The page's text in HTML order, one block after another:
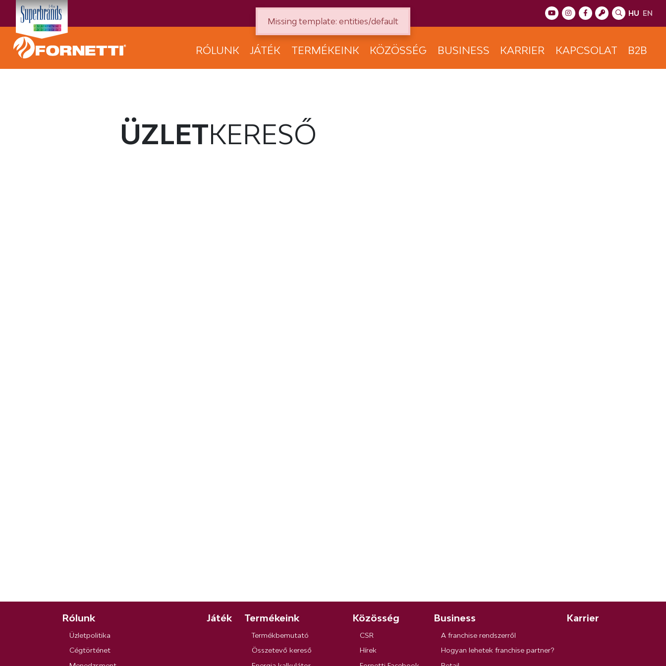
HU EN
RÓLUNK JÁTÉK TERMÉKEINK KÖZÖSSÉG BUSINESS KARRIER KAPCSOLAT B2B
ÜZLETKERESŐ
Rólunk
Üzletpolitika
Cégtörténet
Játék Termékeink
Termékbemutató
Összetevő kereső
Közösség
CSR
Hírek
Business
A franchise rendszerről
Hogyan lehetek franchise partner?
Karrier
Missing template: entities/default